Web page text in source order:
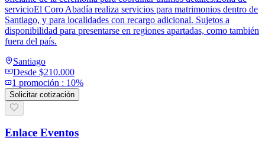
servicioEl Coro Abadía realiza servicios para matrimonios dentro de
Santiago, y para localidades con recargo adicional. Sujetos a
disponibilidad para presentarse en regiones apartadas, como también
fuera del país.
Santiago
Desde $210.000
1 promoción : 10%
Solicitar cotización
Enlace Eventos